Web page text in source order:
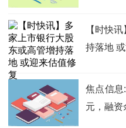
【时快
持落地
焦点信息
元，融资